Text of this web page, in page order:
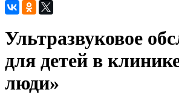
Ультразвуковое
для детей в
люди»